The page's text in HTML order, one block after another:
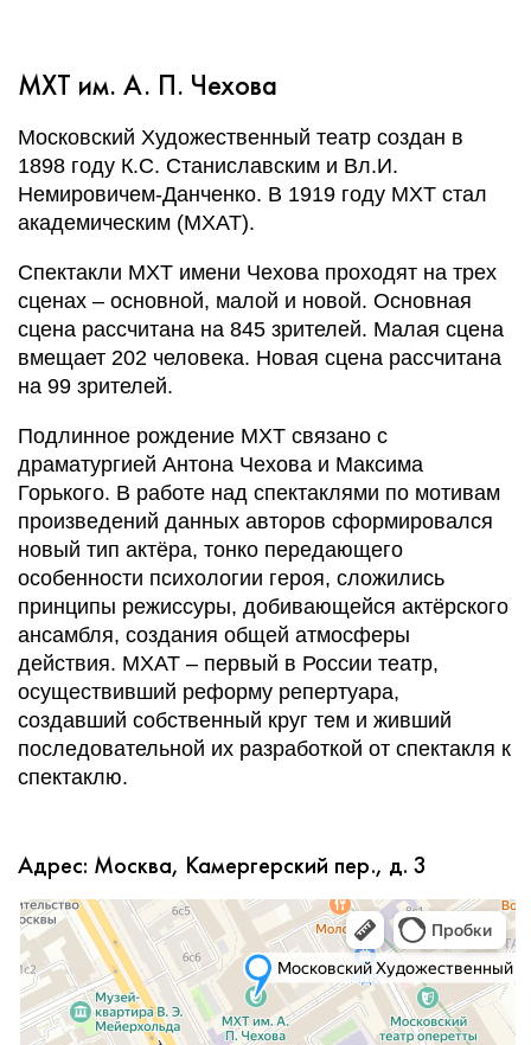
МХТ им. А. П. Чехова
Московский Художественный театр создан в
1898 году К.С. Станиславским и Вл.И.
Немировичем-Данченко. В 1919 году МХТ стал
академическим (МХАТ).
Спектакли МХТ имени Чехова проходят на трех
сценах – основной, малой и новой. Основная
сцена рассчитана на 845 зрителей. Малая сцена
вмещает 202 человека. Новая сцена рассчитана
на 99 зрителей.
Подлинное рождение МХТ связано с
драматургией Антона Чехова и Максима
Горького. В работе над спектаклями по мотивам
произведений данных авторов сформировался
новый тип актёра, тонко передающего
особенности психологии героя, сложились
принципы режиссуры, добивающейся актёрского
ансамбля, создания общей атмосферы
действия. МХАТ – первый в России театр,
осуществивший реформу репертуара,
создавший собственный круг тем и живший
последовательной их разработкой от спектакля к
спектаклю.
Адрес: Москва, Камергерский пер., д. 3